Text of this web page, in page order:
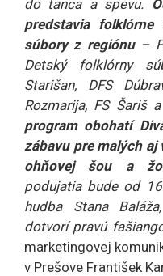
do tanca a spevu.
predstavia
súbory z regiónu–
Detský folklórny
Starišan, DFS
Rozmarija, FS Šariš
program obohatí
zábavu pre malých aj
ohňovej šou a
podujatia bude od
hudba Stana
dotvorí pravú
marketingovej
v Prešove František